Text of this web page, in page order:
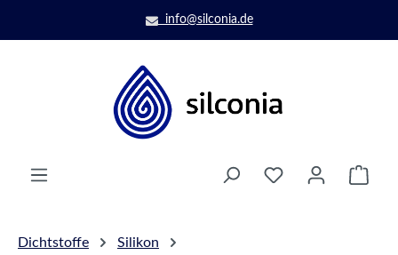
Zum Hauptinhalt springeninfo@silconia.de
Dichtstoffe
Silikon